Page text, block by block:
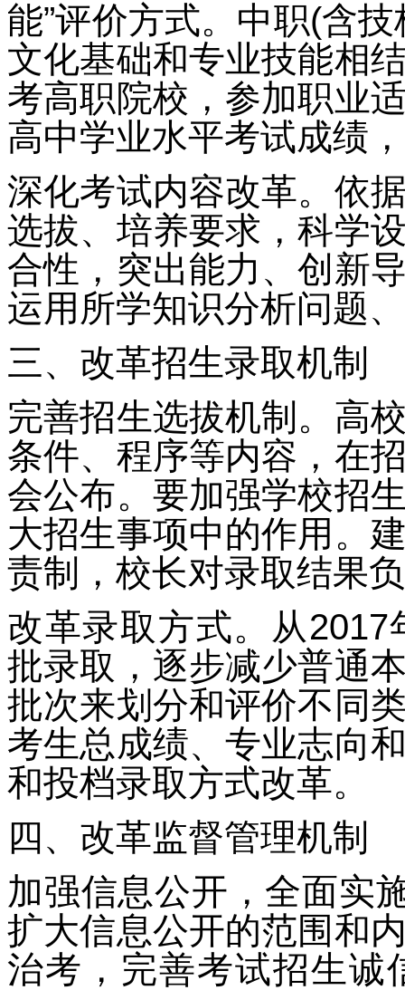
能”评价方式。中职(含
文化基础和专业技能相
考高职院校，参加职业
高中学业水平考试成绩
深化考试内容改革。依
选拔、培养要求，科学
合性，突出能力、创新
运用所学知识分析问题
三、改革招生录取机制
完善招生选拔机制。高
条件、程序等内容，在
会公布。要加强学校招
大招生事项中的作用。
责制，校长对录取结果
改革录取方式。从
批录取，逐步减少普通
批次来划分和评价不同
考生总成绩、专业志向
和投档录取方式改革。
四、改革监督管理机制
加强信息公开，全面实
扩大信息公开的范围和
治考，完善考试招生诚